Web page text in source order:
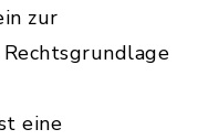
zur
eine